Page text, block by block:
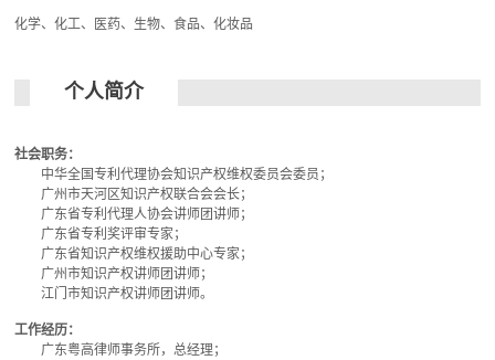
化学、化工、医药、生物、食品、化妆品
个人简介
社会职务：
中华全国专利代理协会知识产权维权委员会委员；
广州市天河区知识产权联合会会长；
广东省专利代理人协会讲师团讲师；
广东省专利奖评审专家；
广东省知识产权维权援助中心专家；
广州市知识产权讲师团讲师；
江门市知识产权讲师团讲师。
工作经历：
广东粤高律师事务所，总经理；